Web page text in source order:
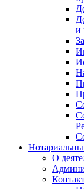
и
О